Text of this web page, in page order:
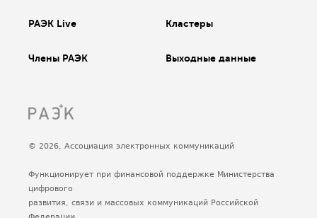
РАЭК Live Кластеры
Члены РАЭК Выходные данные
© 2026, Ассоциация электронных коммуникаций
Функционирует при финансовой поддержке Министерства
цифрового
развития, связи и массовых коммуникаций Российской